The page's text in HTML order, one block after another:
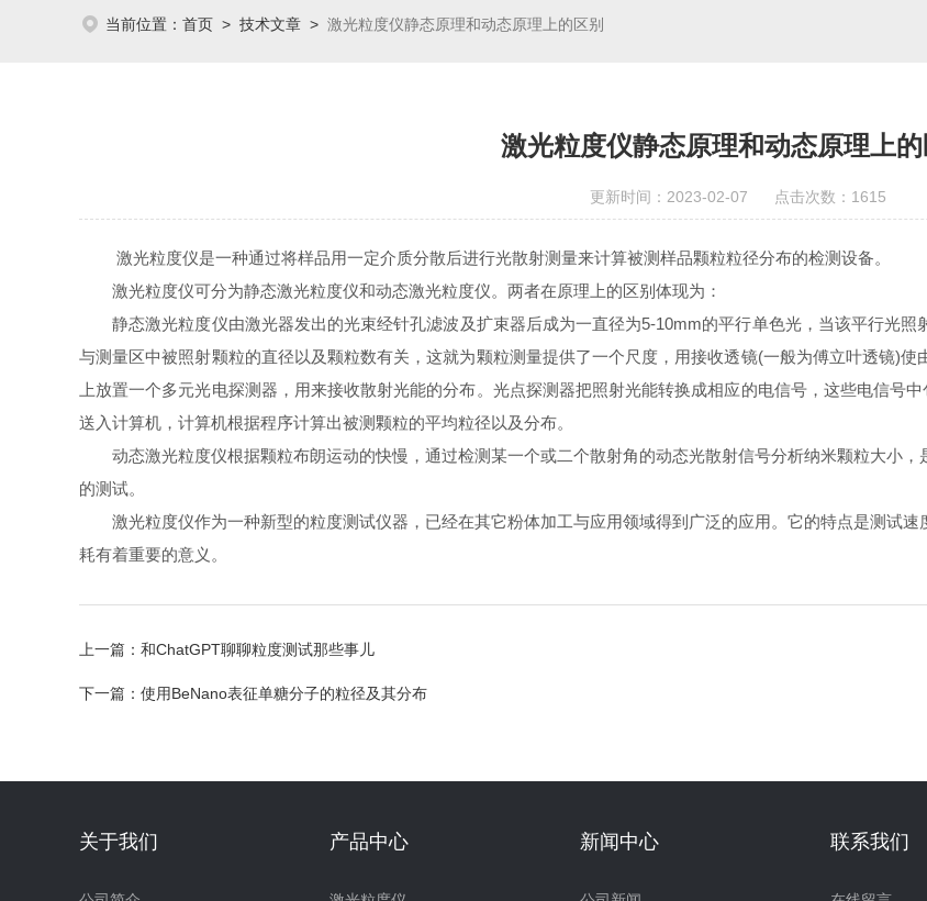
当前位置： 首页 > 技术文章 > 激光粒度仪静态原理和动态原理上的区别
激光粒度仪静态原理和动态原理上的
更新时间：2023-02-07 点击次数：1615
激光粒度仪是一种通过将样品用一定介质分散后进行光散射测量来计算被测样品颗粒粒径分布的检测设备。
激光粒度仪可分为静态激光粒度仪和动态激光粒度仪。两者在原理上的区别体现为：
静态激光粒度仪由激光器发出的光束经针孔滤波及扩束器后成为一直径为5-10mm的平行单色光，当该平行光照
与测量区中被照射颗粒的直径以及颗粒数有关，这就为颗粒测量提供了一个尺度，用接收透镜(一般为傅立叶透镜)
上放置一个多元光电探测器，用来接收散射光能的分布。光点探测器把照射光能转换成相应的电信号，这些电信号
送入计算机，计算机根据程序计算出被测颗粒的平均粒径以及分布。
动态激光粒度仪根据颗粒布朗运动的快慢，通过检测某一个或二个散射角的动态光散射信号分析纳米颗粒大小，
的测试。
激光粒度仪作为一种新型的粒度测试仪器，已经在其它粉体加工与应用领域得到广泛的应用。它的特点是测试速
耗有着重要的意义。
上一篇： 和ChatGPT聊聊粒度测试那些事儿
下一篇： 使用BeNano表征单糖分子的粒径及其分布
关于我们 产品中心 新闻中心 联系我们